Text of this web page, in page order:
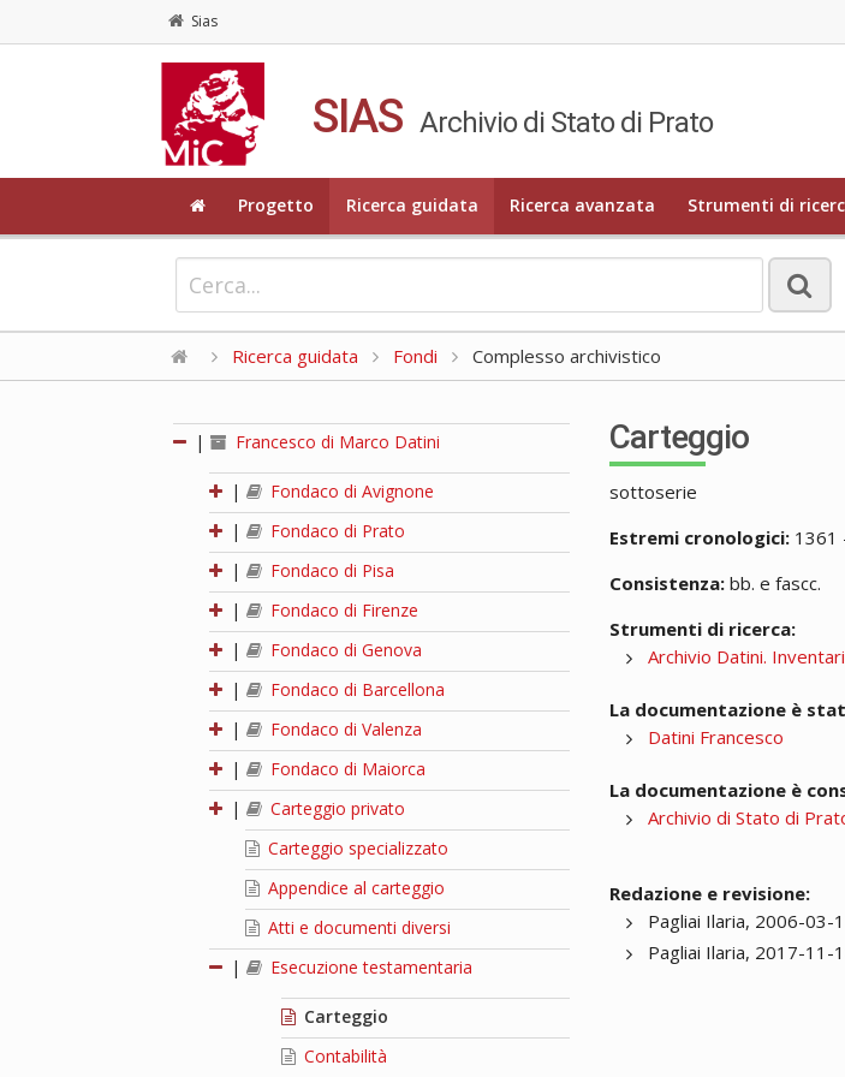
Sias
SIAS Archivio di Stato di Prato
Progetto Ricerca guidata Ricerca avanzata Strumenti di
Ricerca guidata Fondi Complesso archivistico
| Francesco di Marco Datini
|
Fondaco di Avignone
|
Fondaco di Prato
|
Fondaco di Pisa
|
Fondaco di Firenze
|
Fondaco di Genova
|
Fondaco di Barcellona
|
Fondaco di Valenza
|
Fondaco di Maiorca
|
Carteggio privato
Carteggio specializzato
Appendice al carteggio
Atti e documenti diversi
|
Esecuzione testamentaria
Carteggio
Contabilità
Carteggio
sottoserie
Estremi cronologici: 1361
Consistenza: bb. e fascc.
Strumenti di ricerca:
Archivio Datini.
La documentazione è
Datini Francesco
La documentazione è
Archivio di Stato di
Redazione e revisione:
Pagliai Ilaria, 2006-03-
Pagliai Ilaria, 2017-11-